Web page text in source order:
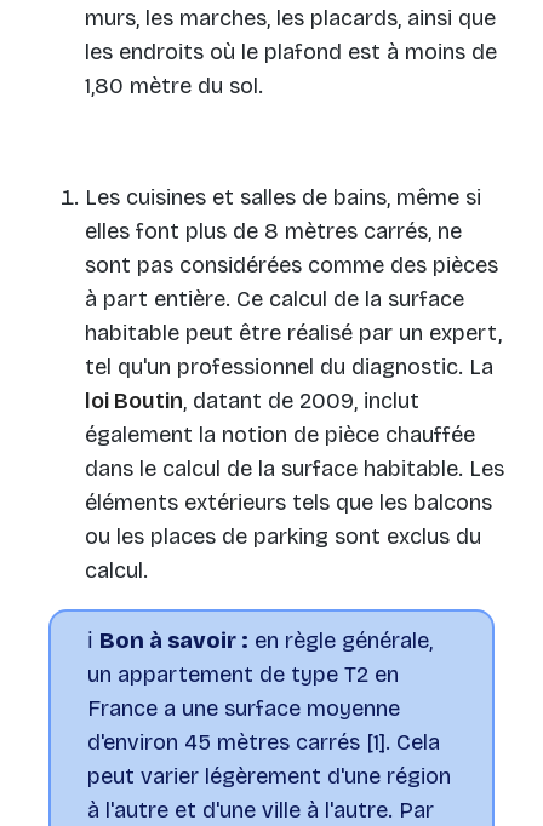
murs, les marches, les placards, ainsi que
les endroits où le plafond est à moins de
1,80 mètre du sol.
Les cuisines et salles de bains, même si
elles font plus de 8 mètres carrés, ne
sont pas considérées comme des pièces
à part entière. Ce calcul de la surface
habitable peut être réalisé par un expert,
tel qu'un professionnel du diagnostic. La
loi Boutin, datant de 2009, inclut
également la notion de pièce chauffée
dans le calcul de la surface habitable. Les
éléments extérieurs tels que les balcons
ou les places de parking sont exclus du
calcul.
ℹ️ Bon à savoir : en règle générale,
un appartement de type T2 en
France a une surface moyenne
d'environ 45 mètres carrés [1]. Cela
peut varier légèrement d'une région
à l'autre et d'une ville à l'autre. Par